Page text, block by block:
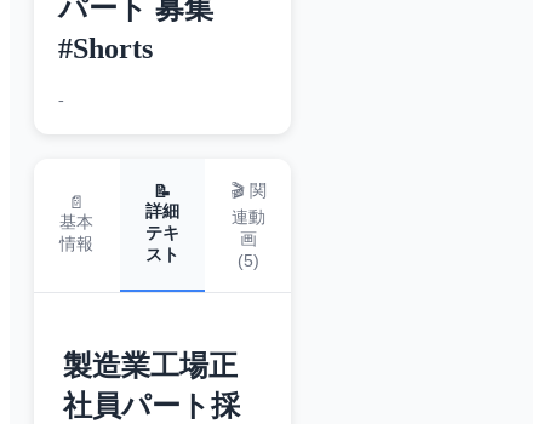
パート 募集
#Shorts
-
📄
基本
情報
📝
詳細
テキ
スト
🎬 関
連動
画
(5)
製造業工場正
社員パート採